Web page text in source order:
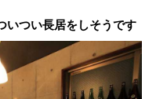
いつい長居をしそうです